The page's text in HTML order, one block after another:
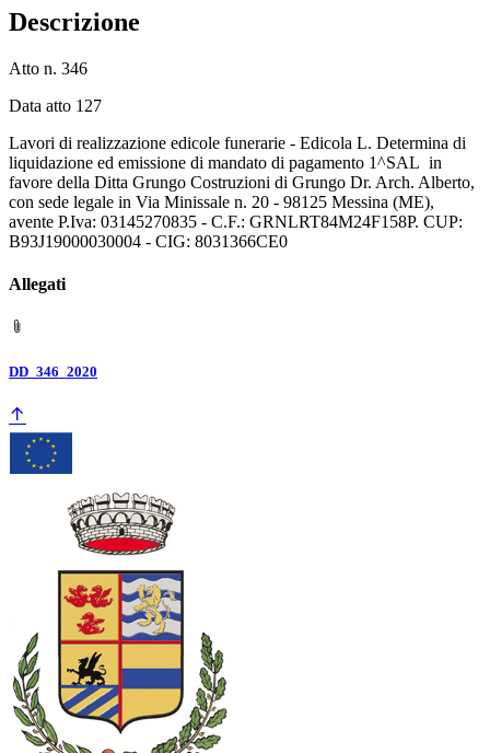
Descrizione
Atto n. 346
Data atto 127
Lavori di realizzazione edicole funerarie - Edicola L. Determina di
liquidazione ed emissione di mandato di pagamento 1^SAL in
favore della Ditta Grungo Costruzioni di Grungo Dr. Arch. Alberto,
con sede legale in Via Minissale n. 20 - 98125 Messina (ME),
avente P.Iva: 03145270835 - C.F.: GRNLRT84M24F158P. CUP:
B93J19000030004 - CIG: 8031366CE0
Allegati
DD_346_2020